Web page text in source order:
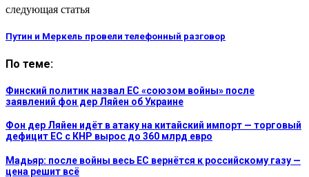
следующая статья
Путин и Меркель провели телефонный разговор
По теме:
Финский политик назвал ЕС «союзом войны» после
заявлений фон дер Ляйен об Украине
Фон дер Ляйен идёт в атаку на китайский импорт — торговый
дефицит ЕС с КНР вырос до 360 млрд евро
Мадьяр: после войны весь ЕС вернётся к российскому газу —
цена решит всё